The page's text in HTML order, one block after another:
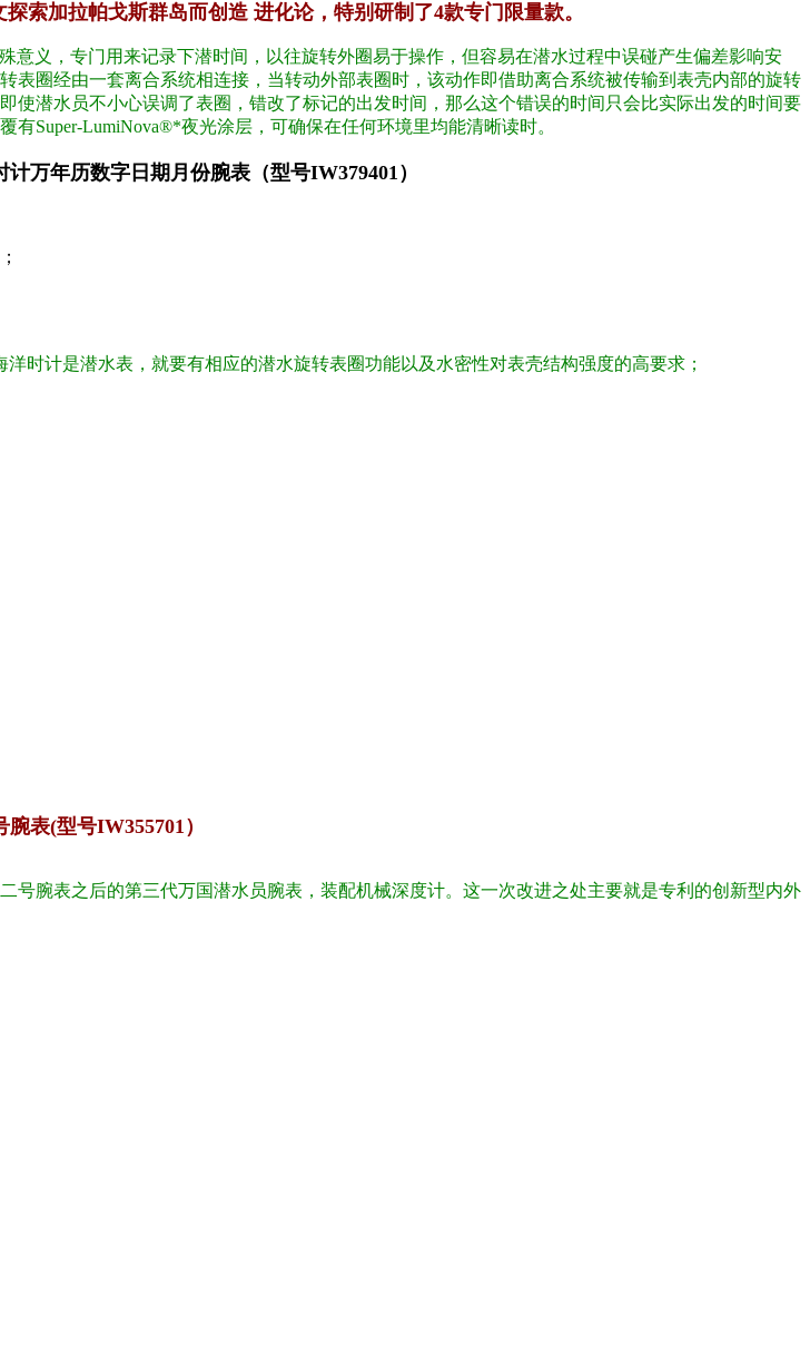
加拉帕戈斯群岛而创造 进化论，特别研制了4款专门限量款。
义，专门用来记录下潜时间，以往旋转外圈易于操作，但容易在潜水过程中误碰产生偏差影响安
表圈经由一套离合系统相连接，当转动外部表圈时，该动作即借助离合系统被传输到表壳内部的旋转
使潜水员不小心误调了表圈，错改了标记的出发时间，那么这个错误的时间只会比实际出发的时间要
Super-LumiNova®*夜光涂层，可确保在任何环境里均能清晰读时。
万年历数字日期月份腕表（型号IW379401）
时计是潜水表，就要有相应的潜水旋转表圈功能以及水密性对表壳结构强度的高要求；
表(型号IW355701）
号腕表之后的第三代万国潜水员腕表，装配机械深度计。这一次改进之处主要就是专利的创新型内外